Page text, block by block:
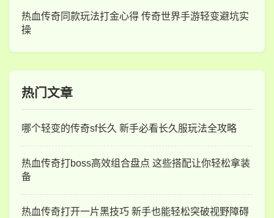
热血传奇同款玩法打金心得 传奇世界手游轻变避坑实
操
热门文章
哪个轻变的传奇sf长久 新手必看长久服玩法全攻略
热血传奇打boss高效组合盘点 这些搭配让你轻松拿装
备
热血传奇打开一片黑技巧 新手也能轻松突破视野障碍